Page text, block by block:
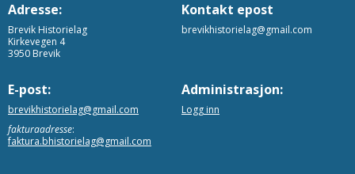
Adresse:
Brevik Historielag
Kirkevegen 4
3950 Brevik
Kontakt epost
brevikhistorielag@gmail.com
E-post:
brevikhistorielag@gmail.com
fakturaadresse:
faktura.bhistorielag@gmail.com
Administrasjon:
Logg inn